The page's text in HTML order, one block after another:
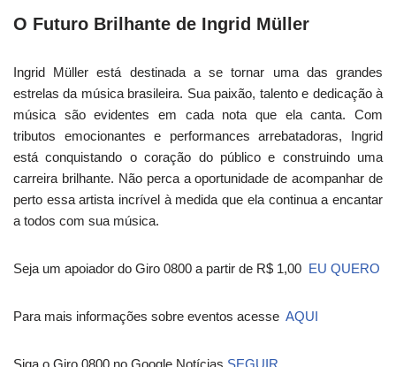
O Futuro Brilhante de Ingrid Müller
Ingrid Müller está destinada a se tornar uma das grandes
estrelas da música brasileira. Sua paixão, talento e dedicação à
música são evidentes em cada nota que ela canta. Com
tributos emocionantes e performances arrebatadoras, Ingrid
está conquistando o coração do público e construindo uma
carreira brilhante. Não perca a oportunidade de acompanhar de
perto essa artista incrível à medida que ela continua a encantar
a todos com sua música.
Seja um apoiador do Giro 0800 a partir de R$ 1,00 EU QUERO
Para mais informações sobre eventos acesse AQUI